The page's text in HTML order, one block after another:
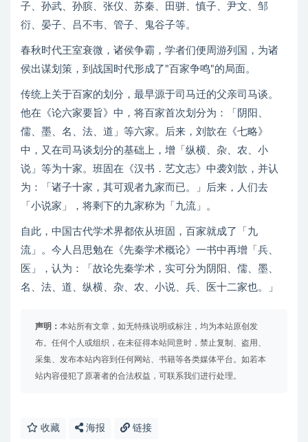
P31
第31集
P32 第32集
P33 第33集
P34 第34集
P35
第35集
P36 第36集
P37
第37集
子、孙武、孙膑、张仪、苏秦、田骈、慎子、尹文、邹
衍、晏子、吕不韦、管子、鬼谷子等。
春秋时代王室衰微，诸侯争霸，学者们便周游列国，为诸
侯出谋划策，到战国时代形成了"百家争鸣"的局面。
传统上关于百家的划分，最早源于司马迁的父亲司马谈。
他在《论六家要旨》中，将百家首次划分为：「阴阳、
儒、墨、名、法、道」等六家。后来，刘歆在《七略》
中，又在司马谈划分的基础上，增「纵横、杂、农、小
说」等为十家。班固在《汉书．艺文志》中袭刘歆，并认
为：「诸子十家，其可观者九家而已。」后来，人们去
「小说家」，将剩下的九家称为「九流」。
自此，中国古代学术界都依从班固，百家就成了「九
流」。今人吕思勉在《先秦学术概论》一书中再增「兵、
医」，认为：「故论先秦学术，实可分为阴阳、儒、墨、
名、法、道、纵横、杂、农、小说、兵、医十二家也。」
声明： 本站所有文章，如无特殊说明或标注，均为本站原创发
布。任何个人或组织，在未征得本站同意时，禁止复制、盗用、
采集、发布本站内容到任何网站、书籍等各类媒体平台。如若本
站内容侵犯了原著者的合法权益，可联系我们进行处理。
收藏 海报 链接